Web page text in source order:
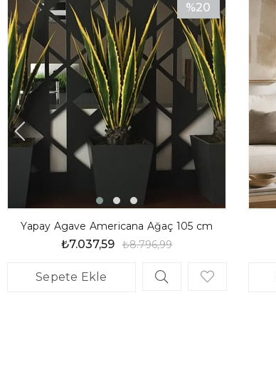
Yapay Agave Americana Ağaç 105 cm
₺7.037,59 ₺8.796,99
%20
İndirim
%20İndirim
Sepete Ekle